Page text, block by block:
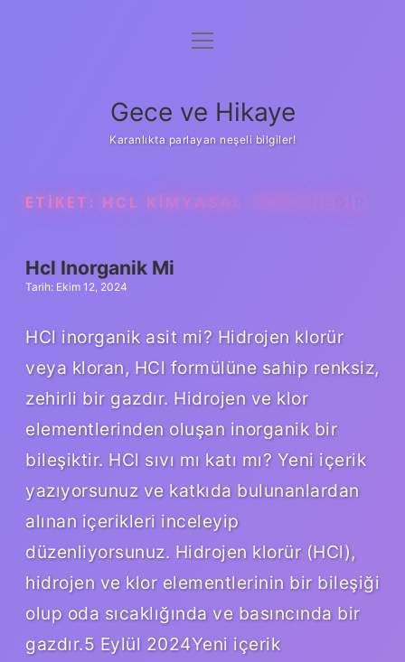
Anasayfa
Yasal Uyarı
menüyü
Gece ve Hikaye
Karanlıkta parlayan neşeli bilgiler!
ETIKET: HCL KIMYASAL TÜRÜ NEDIR
Hcl Inorganik Mi
Tarih: Ekim 12, 2024
HCl inorganik asit mi? Hidrojen klorür
veya kloran, HCl formülüne sahip renksiz,
zehirli bir gazdır. Hidrojen ve klor
elementlerinden oluşan inorganik bir
bileşiktir. HCl sıvı mı katı mı? Yeni içerik
yazıyorsunuz ve katkıda bulunanlardan
alınan içerikleri inceleyip
düzenliyorsunuz. Hidrojen klorür (HCl),
hidrojen ve klor elementlerinin bir bileşiği
olup oda sıcaklığında ve basıncında bir
gazdır.5 Eylül 2024Yeni içerik